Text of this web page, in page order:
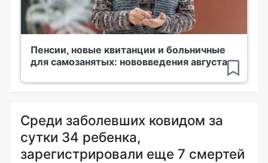
Пенсии, новые квитанции и больничные
для самозанятых: нововведения августа
Среди заболевших ковидом за
сутки 34 ребенка,
зарегистрировали еще 7 смертей